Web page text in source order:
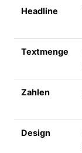
Headline
Textmenge
Zahlen
Design